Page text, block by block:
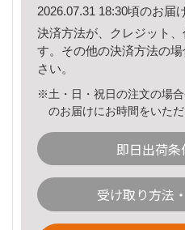
2026.07.31 18:30頃のお届
決済方法が、クレジット
す。その他の決済方法の場
さい。
※土・日・祝日の注文の場
のお届けにお時間をいた
即日出荷
受け取り方法